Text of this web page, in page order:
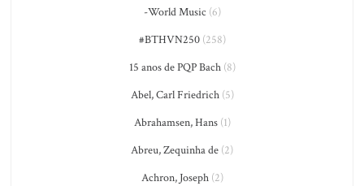
-World Music (6)
#BTHVN250(258)
15 anos de PQP Bach(8)
Abel, Carl Friedrich(5)
Abrahamsen, Hans(1)
Abreu, Zequinha de (2)
Achron, Joseph(2)